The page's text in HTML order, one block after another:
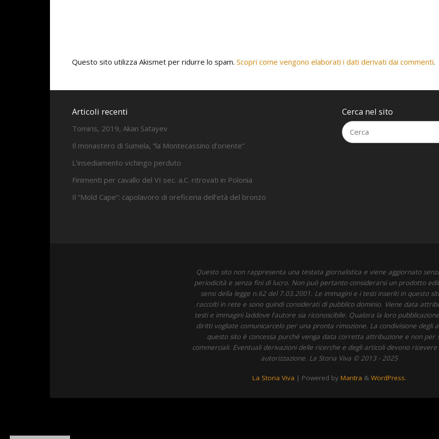
Questo sito utilizza Akismet per ridurre lo spam. Scopri come vengono elaborati i dati derivati dai commenti.
Articoli recenti
Tomiris, 2019, Akan Satayev
Il monastero di Sumela, “la Montecassino d’oriente”
L’insediamento vichingo perduto
Finimenti per cavallo del VI sec. a.C. ritrovati in Polonia
Il “Mold Cape”: capolavoro di oreficeria dell’età del bronzo
Cerca nel sito
Questo sito non rappresenta una testata giornalistica e viene aggiornato
periodicità e senza fini di lucro. Non può pertanto considerarsi un prodotto
sensi della legge n.62 del 7.03.2001. Le immagini e i testi inseriti in questo
raccolti in rete e sono quindi considerati di pubblico dominio. Viene data
testi e immagini laddove l'autore sia riconoscibile. Qualora la loro
diritti vogliate comunicarcelo per una pronta rimozione. La condivisione degli
questo sito è concessa purché venga data corretta attribuzione e non per
commerciali. Eventuali derivazioni delle ricerche e degli articoli devono
autorizzazione. La Storia Viva © 2013 - 2025
La Storia Viva | Powered by Mantra & WordPress.